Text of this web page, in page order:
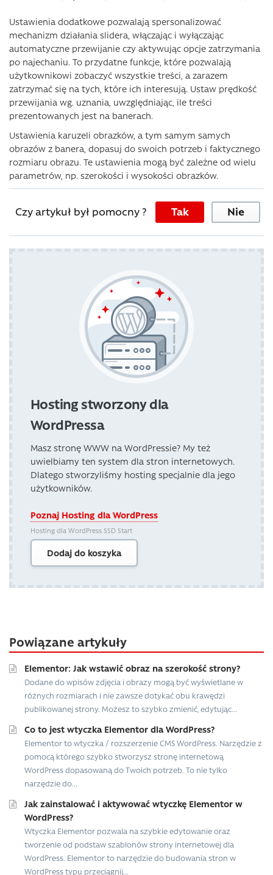
Ustawienia dodatkowe pozwalają spersonalizować
mechanizm działania slidera, włączając i wyłączając
automatyczne przewijanie czy aktywując opcje zatrzymania
po najechaniu. To przydatne funkcje, które pozwalają
użytkownikowi zobaczyć wszystkie treści, a zarazem
zatrzymać się na tych, które ich interesują. Ustaw prędkość
przewijania wg. uznania, uwzględniając, ile treści
prezentowanych jest na banerach.
Ustawienia karuzeli obrazków, a tym samym samych
obrazów z banera, dopasuj do swoich potrzeb i faktycznego
rozmiaru obrazu. Te ustawienia mogą być zależne od wielu
parametrów, np. szerokości i wysokości obrazków.
Czy artykuł był pomocny ? Tak Nie
Hosting stworzony dla
WordPressa
Masz stronę WWW na WordPressie? My też
uwielbiamy ten system dla stron internetowych.
Dlatego stworzyliśmy hosting specjalnie dla jego
użytkowników.
Poznaj Hosting dla WordPress
Hosting dla WordPress SSD Start
Dodaj do koszyka
Powiązane artykuły
Elementor: Jak wstawić obraz na szerokość strony?
Dodane do wpisów zdjęcia i obrazy mogą być wyświetlane w
różnych rozmiarach i nie zawsze dotykać obu krawędzi
publikowanej strony. Możesz to szybko zmienić, edytując...
Co to jest wtyczka Elementor dla WordPress?
Elementor to wtyczka / rozszerzenie CMS WordPress. Narzędzie z
pomocą którego szybko stworzysz stronę internetową
WordPress dopasowaną do Twoich potrzeb. To nie tylko
narzędzie do...
Jak zainstalować i aktywować wtyczkę Elementor w
WordPress?
Wtyczka Elementor pozwala na szybkie edytowanie oraz
tworzenie od podstaw szablonów strony internetowej dla
WordPress. Elementor to narzędzie do budowania stron w
WordPress typu przeciągnij...